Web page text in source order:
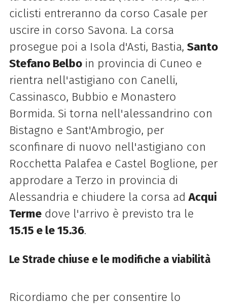
ciclisti entreranno da corso Casale per
uscire in corso Savona. La corsa
prosegue poi a Isola d'Asti, Bastia, Santo
Stefano Belboin provincia di Cuneo e
rientra nell'astigiano con Canelli,
Cassinasco, Bubbio e Monastero
Bormida. Si torna nell'alessandrino con
Bistagno e Sant'Ambrogio, per
sconfinare di nuovo nell'astigiano con
Rocchetta Palafea e Castel Boglione, per
approdare a Terzo in provincia di
Alessandria e chiudere la corsa adAcqui
Termedove l'arrivo è previsto tra le
15.15 e le 15.36.
Le Strade chiuse e le modifiche a viabilità
Ricordiamo che per consentire lo